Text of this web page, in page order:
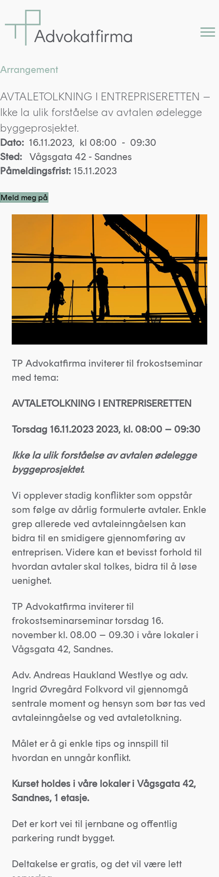
Arrangement
AVTALETOLKNING I ENTREPRISERETTEN –
Ikke la ulik forståelse av avtalen ødelegge
byggeprosjektet.
Dato: 16.11.2023, kl 08:00 - 09:30
Sted:
Vågsgata 42 - Sandnes
Påmeldingsfrist: 15.11.2023
Meld meg på
TP Advokatfirma inviterer til frokostseminar
med tema:
AVTALETOLKNING I ENTREPRISERETTEN
Torsdag 16.11.2023 2023, kl. 08:00 – 09:30
Ikke la ulik forståelse av avtalen ødelegge
byggeprosjektet.
Vi opplever stadig konflikter som oppstår
som følge av dårlig formulerte avtaler. Enkle
grep allerede ved avtaleinngåelsen kan
bidra til en smidigere gjennomføring av
entreprisen. Videre kan et bevisst forhold til
hvordan avtaler skal tolkes, bidra til å løse
uenighet.
TP Advokatfirma inviterer til
frokostseminarseminar torsdag 16.
november kl. 08.00 – 09.30 i våre lokaler i
Vågsgata 42, Sandnes.
Adv. Andreas Haukland Westlye og adv.
Ingrid Øvregård Folkvord vil gjennomgå
sentrale moment og hensyn som bør tas ved
avtaleinngåelse og ved avtaletolkning.
Målet er å gi enkle tips og innspill til
hvordan en unngår konflikt.
Kurset holdes i våre lokaler i Vågsgata 42,
Sandnes, 1 etasje.
Det er kort vei til jernbane og offentlig
parkering rundt bygget.
Deltakelse er gratis, og det vil være lett